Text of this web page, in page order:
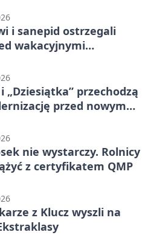
i sanepid ostrzegali
wakacyjnymi
„Dziesiątka” przechodzą
przed nowym
nie wystarczy. Rolnicy
z certyfikatem QMP
z Klucz wyszli na